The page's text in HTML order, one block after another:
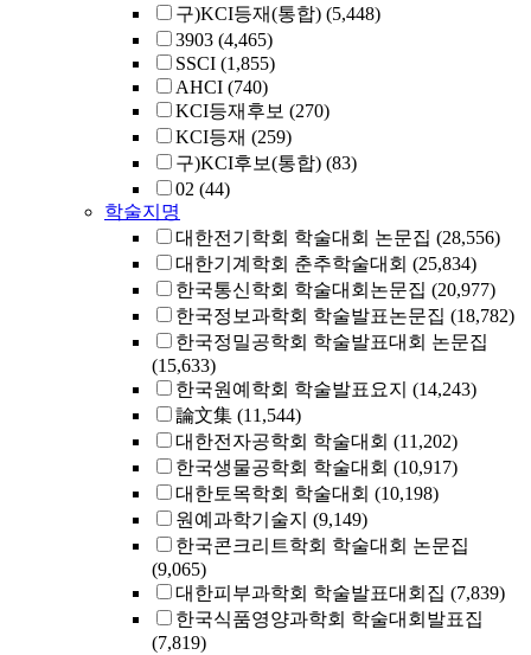
구)KCI등재(통합) (5,448)
3903 (4,465)
SSCI (1,855)
AHCI (740)
KCI등재후보 (270)
KCI등재 (259)
구)KCI후보(통합) (83)
02 (44)
학술지명
대한전기학회 학술대회 논문집 (28,556)
대한기계학회 춘추학술대회 (25,834)
한국통신학회 학술대회논문집 (20,977)
한국정보과학회 학술발표논문집 (18,782)
한국정밀공학회 학술발표대회 논문집
(15,633)
한국원예학회 학술발표요지 (14,243)
論文集 (11,544)
대한전자공학회 학술대회 (11,202)
한국생물공학회 학술대회 (10,917)
대한토목학회 학술대회 (10,198)
원예과학기술지 (9,149)
한국콘크리트학회 학술대회 논문집
(9,065)
대한피부과학회 학술발표대회집 (7,839)
한국식품영양과학회 학술대회발표집
(7,819)